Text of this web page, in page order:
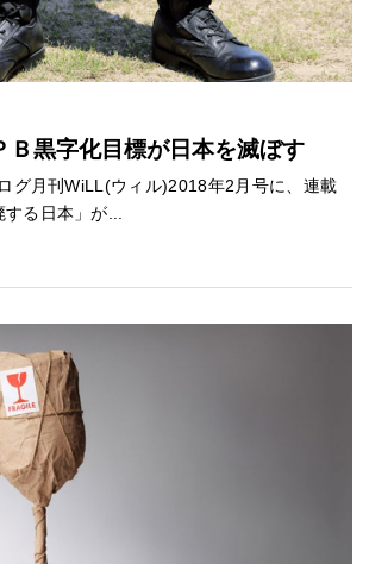
Ｂ黒字化目標が日本を滅ぼす
グ月刊WiLL(ウィル)2018年2月号に、連載
する日本」が...